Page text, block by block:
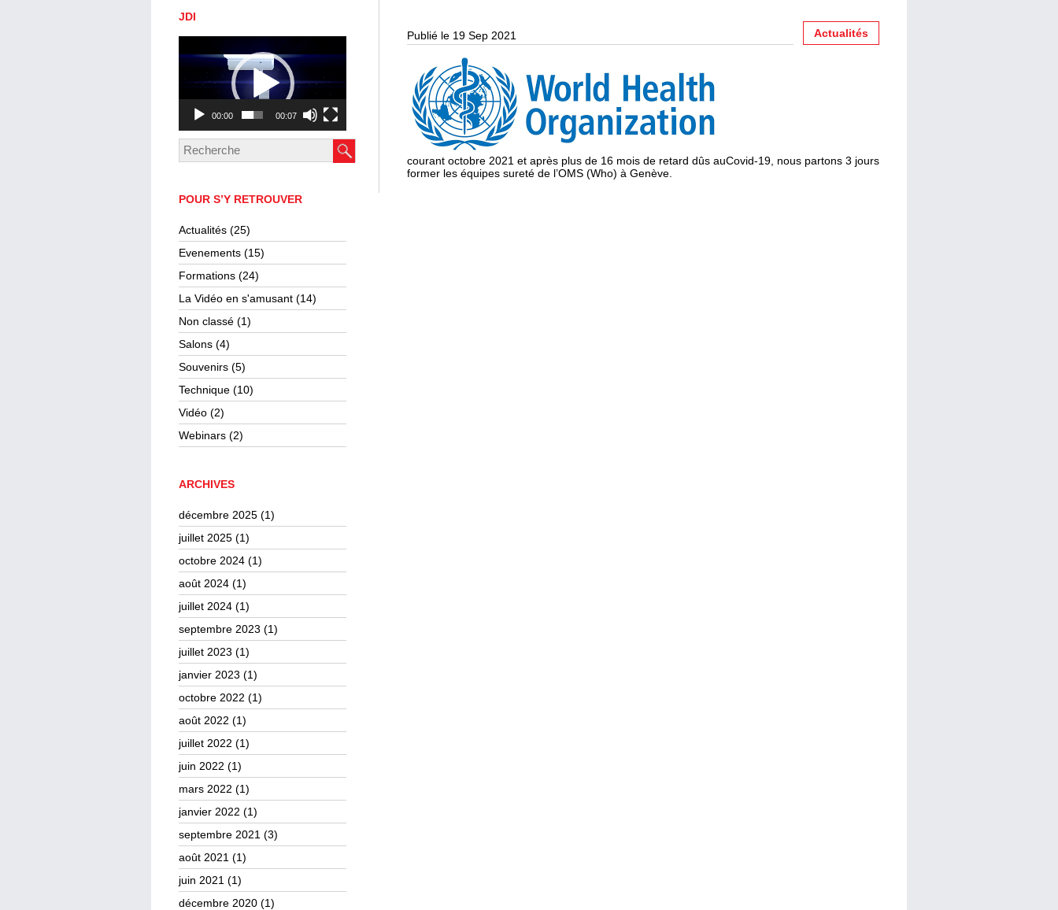
JDI
vidéo
00:00 00:07
POUR S’Y RETROUVER
Actualités (25)
Evenements (15)
Formations (24)
La Vidéo en s'amusant (14)
Non classé (1)
Salons (4)
Souvenirs (5)
Technique (10)
Vidéo (2)
Webinars (2)
ARCHIVES
décembre 2025 (1)
juillet 2025 (1)
octobre 2024 (1)
août 2024 (1)
juillet 2024 (1)
septembre 2023 (1)
juillet 2023 (1)
janvier 2023 (1)
octobre 2022 (1)
août 2022 (1)
juillet 2022 (1)
juin 2022 (1)
mars 2022 (1)
janvier 2022 (1)
septembre 2021 (3)
août 2021 (1)
juin 2021 (1)
décembre 2020 (1)
Actualités
Publié le 19 Sep 2021
courant octobre 2021 et après plus de 16 mois de retard dûs auCovid-19, nous partons 3 jours
former les équipes sureté de l’OMS (Who) à Genève.